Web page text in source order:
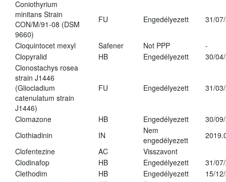
Coniothyrium
minitans Strain
CON/M/91-08 (DSM
9660)
FU Engedélyezett 31/
Cloquintocet mexyl Safener Not PPP
-
Clopyralid
HB Engedélyezett
30/
Clonostachys rosea
strain J1446
(Gliocladium
catenulatum strain
J1446)
FU Engedélyezett 31/
Clomazone HB Engedélyezett
30/
Clothiadinin
IN
Nem
engedélyezett
Clofentezine
AC
Visszavont
Clodinafop
HB Engedélyezett
31/
Clethodim
HB Engedélyezett
15/